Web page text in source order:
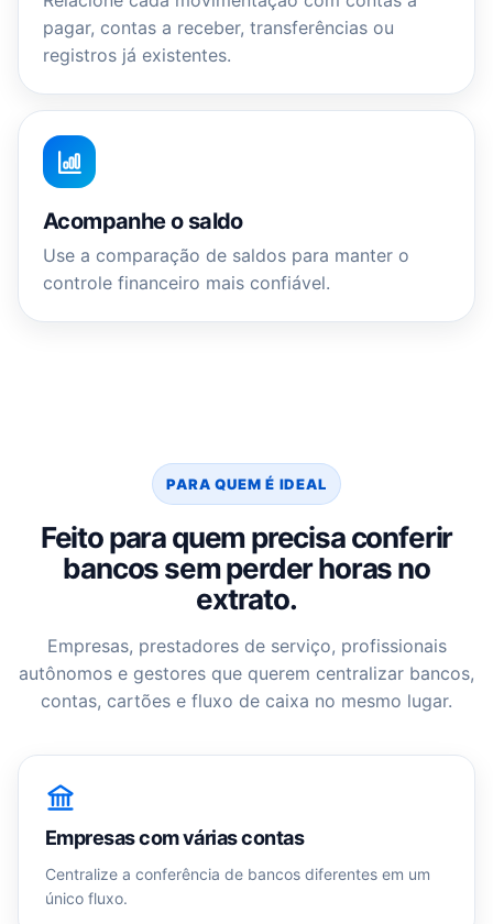
pagar, contas a receber, transferências ou
registros já existentes.
Acompanhe o saldo
Use a comparação de saldos para manter o
controle financeiro mais confiável.
PARA QUEM É IDEAL
Feito para quem precisa conferir
bancos sem perder horas no
extrato.
Empresas, prestadores de serviço, profissionais
autônomos e gestores que querem centralizar bancos,
contas, cartões e fluxo de caixa no mesmo lugar.
Empresas com várias contas
Centralize a conferência de bancos diferentes em um
único fluxo.